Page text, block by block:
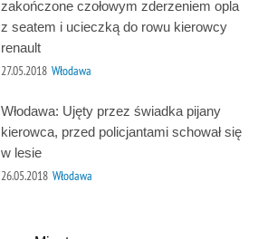
zakończone czołowym zderzeniem opla
z seatem i ucieczką do rowu kierowcy
renault
27.05.2018 Włodawa
Włodawa: Ujęty przez świadka pijany
kierowca, przed policjantami schował się
w lesie
26.05.2018 Włodawa